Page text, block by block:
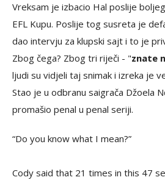
Vreksam je izbacio Hal poslije
EFL Kupu. Poslije tog susreta je
dao intervju za klupski sajt i to je
Zbog čega? Zbog tri riječi - "znate
ljudi su vidjeli taj snimak i izreka je
Stao je u odbranu saigrača Džoela
promašio penal u penal seriji.
“Do you know what I mean?”
Cody said that 21 times in this 47